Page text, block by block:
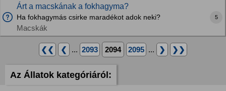
Árt a macskának a fokhagyma?
Ha fokhagymás csirke maradékot adok neki?
Macskák
5
❮❮ ❮ ... 2093 2094 2095 ... ❯ ❯❯
Az Állatok kategóriáról: